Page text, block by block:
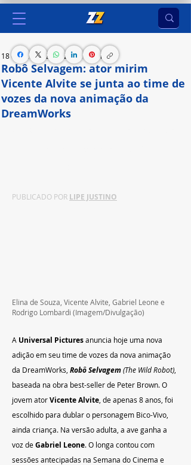
Robô Selvagem: ator mirim
Vicente Alvite se junta ao time de
vozes da nova animação da
DreamWorks
18 de set. de 2024 2 min de leitura
PUBLICADO POR LIPE JUSTINO
Elina de Souza, Vicente Alvite, Gabriel Leone e
Rodrigo Lombardi (Imagem/Divulgação)
A Universal Pictures anuncia hoje uma nova
adição em seu time de vozes da nova animação
da DreamWorks, Robô Selvagem (The Wild Robot)
baseada na obra best-seller de Peter Brown. O
jovem ator Vicente Alvite , de apenas 8 anos, foi
escolhido para dublar o personagem Bico-Vivo,
ainda criança. Na versão adulta, a ave ganha a
voz de Gabriel Leone. O longa contou com
sessões antecipadas na Semana do Cinema e